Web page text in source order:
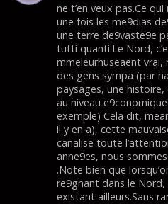
ne t’en veux pas.Ce qui
une fois les me9dias
une terre de9vaste9e
tutti quanti.Le Nord,
mmeleurhuseaent vrai,
des gens sympa (par
paysages, une
au niveau
exemple) Cela dit,
il y en a), cette
canalise toute
anne9es, nous
.Note bien que
re9gnant dans le
existant ailleurs.Sans